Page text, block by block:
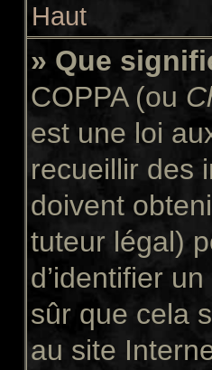
Haut
» Que
COPPA (ou
est une loi
recueillir des
doivent
tuteur légal)
d’identifier
sûr que cela
au site